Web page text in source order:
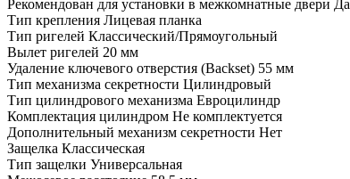
Рекомендован для установки в межкомнатные двери Да
Тип крепления Лицевая планка
Тип ригелей Классический/Прямоугольный
Вылет ригелей 20 мм
Удаление ключевого отверстия (Backset) 55 мм
Тип механизма секретности Цилиндровый
Тип цилиндрового механизма Евроцилиндр
Комплектация цилиндром Не комплектуется
Дополнительный механизм секретности Нет
Защелка Классическая
Тип защелки Универсальная